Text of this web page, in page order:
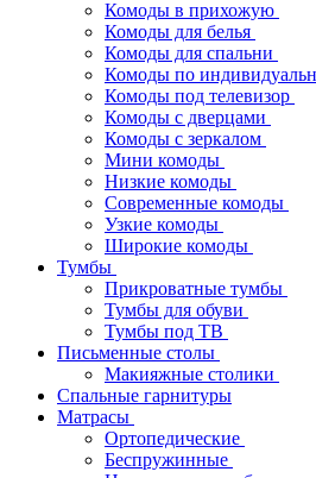
Комоды в прихожую
Комоды для белья
Комоды для спальни
Комоды по
Комоды под телевизор
Комоды с дверцами
Комоды с зеркалом
Мини комоды
Низкие комоды
Современные комоды
Узкие комоды
Широкие комоды
Тумбы
Прикроватные тумбы
Тумбы для обуви
Тумбы под ТВ
Письменные столы
Макияжные столики
Спальные гарнитуры
Матрасы
Ортопедические
Беспружинные